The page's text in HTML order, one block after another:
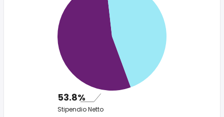
53.8%
Stipendio Netto